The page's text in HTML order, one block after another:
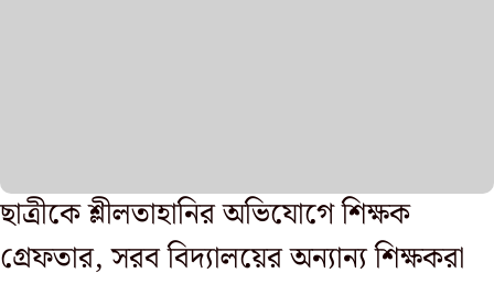
ছাত্রীকে শ্লীলতাহানির অভিযোগে শিক্ষক
গ্রেফতার, সরব বিদ‍্যালয়ের অন্যান্য শিক্ষকরা